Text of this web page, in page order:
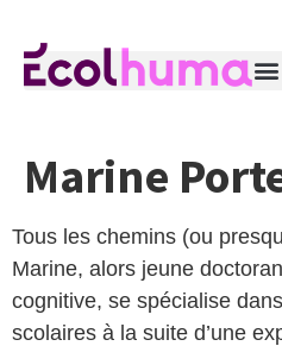
Marine
Tous les chemins (ou
Marine, alors jeune
cognitive, se spécialise
scolaires à la suite d’une